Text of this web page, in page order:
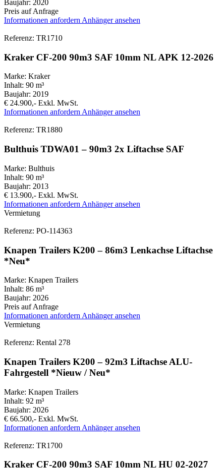
Baujahr: 2020
Preis auf Anfrage
Informationen anfordern Anhänger ansehen
Referenz: TR1710
Kraker CF-200 90m3 SAF 10mm NL APK 12-2026
Marke: Kraker
Inhalt: 90 m³
Baujahr: 2019
€ 24.900,- Exkl. MwSt.
Informationen anfordern Anhänger ansehen
Referenz: TR1880
Bulthuis TDWA01 – 90m3 2x Liftachse SAF
Marke: Bulthuis
Inhalt: 90 m³
Baujahr: 2013
€ 13.900,- Exkl. MwSt.
Informationen anfordern Anhänger ansehen
Vermietung
Referenz: PO-114363
Knapen Trailers K200 – 86m3 Lenkachse Liftachse
*Neu*
Marke: Knapen Trailers
Inhalt: 86 m³
Baujahr: 2026
Preis auf Anfrage
Informationen anfordern Anhänger ansehen
Vermietung
Referenz: Rental 278
Knapen Trailers K200 – 92m3 Liftachse ALU-
Fahrgestell *Nieuw / Neu*
Marke: Knapen Trailers
Inhalt: 92 m³
Baujahr: 2026
€ 66.500,- Exkl. MwSt.
Informationen anfordern Anhänger ansehen
Referenz: TR1700
Kraker CF-200 90m3 SAF 10mm NL HU 02-2027